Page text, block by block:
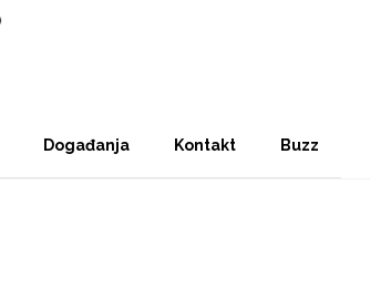
Događanja Kontakt Buzz